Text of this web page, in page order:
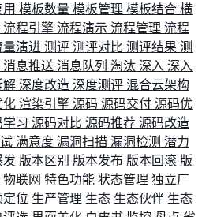
模板数量 模板管理 模板结合 横
流程引擎 流程演示 流程管理 流程
量演进 测评 测评对比 测评结果 测
消息推送 消息队列 淘汰 深入 深入
解 深度改造 深度测评 混合云架构
化 渲染引擎 源码 源码交付 源码优
学习 源码对比 源码推荐 源码改造
满意度 漏洞扫描 漏洞检测 潜力
发 版本区别 版本发布 版本回滚 版
物联网 特色功能 状态管理 独立厂
定位 生产管理 生态 生态伙伴 生态